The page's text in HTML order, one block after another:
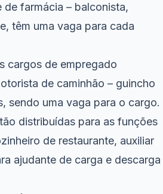
farmácia – balconista,
têm uma vaga para cada
cargos de empregado
de caminhão – guincho
sendo uma vaga para o cargo.
distribuídas para as funções
de restaurante, auxiliar
ajudante de carga e descarga